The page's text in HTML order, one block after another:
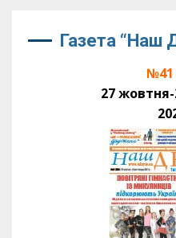
Газета “Наш
№41
27